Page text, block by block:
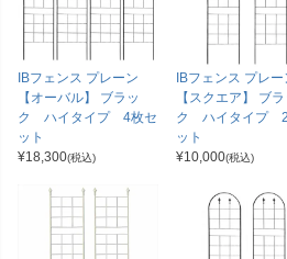
IBフェンス プレーン
【オーバル】 ブラッ
ク ハイタイプ 4枚セ
ット
¥18,300(税込)
IBフェンス プレ
【スクエア】 ブラ
ク ハイタイプ
ット
¥10,000(税込)